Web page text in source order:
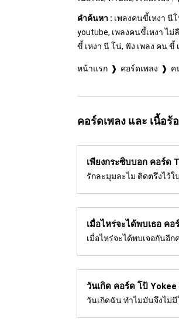
คำค้นหา : เพลงคนขี้เหงา นี
youtube, เพลงคนขี้เหงา ไม่
ขี้ เหงา นี โน่, ฟัง เพลง คน ขี้
หน้าแรก คอร์ดเพลง ค
คอร์ดเพลง และ เนื้อร้
เพียงกระซิบบอก คอร์ด
รักละมุมละไม ติดตรึงไว้
เมื่อไหร่จะได้พบเธอ คอ
เมื่อไหร่จะได้พบเจอกันอี
วันเกิด คอร์ด โป้
วันเกิดฉัน ทำไมมันจึงไม่มี